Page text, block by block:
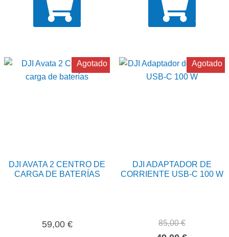
AÑADIR AÑADIR
Agotado
DJI AVATA 2 CENTRO DE
CARGA DE BATERÍAS
59,00 €
Agotado
DJI ADAPTADOR DE
CORRIENTE USB-C 100 W
85,00€